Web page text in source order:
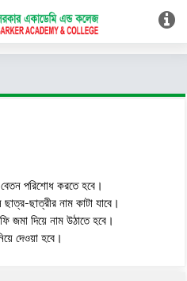
Print Admit Card
পরিশোধ করতে হবে।
ছাত্রীর নাম কাটা যাবে।
জমা দিয়ে নাম উঠাতে হবে।
দেওয়া হবে।